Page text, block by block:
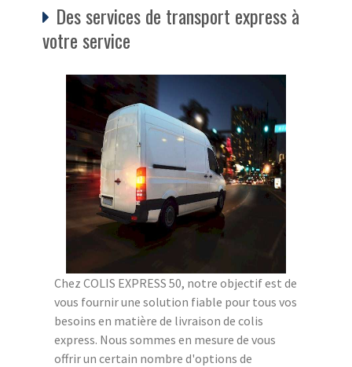
Des services de transport express à
votre service
Chez COLIS EXPRESS 50, notre objectif est de
vous fournir une solution fiable pour tous vos
besoins en matière de livraison de colis
express. Nous sommes en mesure de vous
offrir un certain nombre d'options de